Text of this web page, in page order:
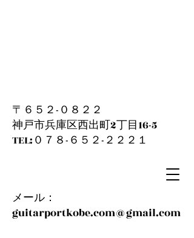
〒６５２-０８２２
神戸市兵庫区西出町2丁目16-5
​TEL:０７８-６５２-２２２１
メール：
guitarportkobe.com@gmail.com